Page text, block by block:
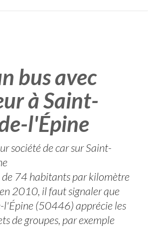
bus avec
à Saint-
l'Épine
société de car sur Saint-
de 74 habitants par kilomètre
2010, il faut signaler que
l'Épine (50446) apprécie les
de groupes, par exemple